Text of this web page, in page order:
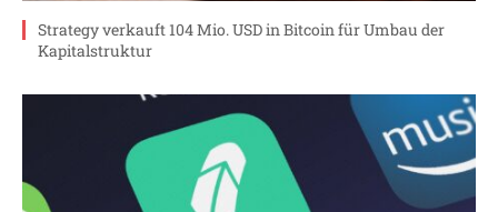
Strategy verkauft 104 Mio. USD in Bitcoin für Umbau der
Kapitalstruktur